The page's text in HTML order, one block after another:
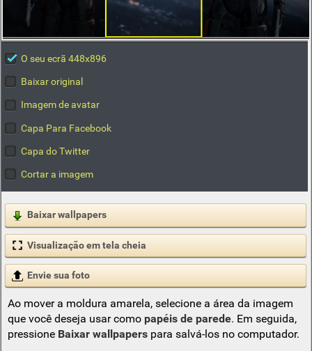
O seu ecrã 448x896
Baixar original
Imagem de avatar
Capa Para Facebook
Capa do Twitter
Cortar a imagem
Baixar wallpapers
Visualização em tela cheia
Envie sua foto
Ao mover a moldura amarela, selecione a área da imagem
que você deseja usar como papéis de parede. Em seguida,
pressione Baixar wallpaperspara salvá-los no computador.